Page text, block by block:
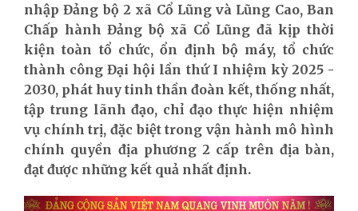
nhập Đảng bộ 2 xã Cổ Lũng và Lũng Cao, Ban
Chấp hành Đảng bộ xã Cổ Lũng đã kịp thời
kiện toàn tổ chức, ổn định bộ máy, tổ chức
thành công Đại hội lần thứ I nhiệm kỳ 2025 -
2030, phát huy tinh thần đoàn kết, thống nhất,
tập trung lãnh đạo, chỉ đạo thực hiện nhiệm
vụ chính trị, đặc biệt trong vận hành mô hình
chính quyền địa phương 2 cấp trên địa bàn,
đạt được những kết quả nhất định.